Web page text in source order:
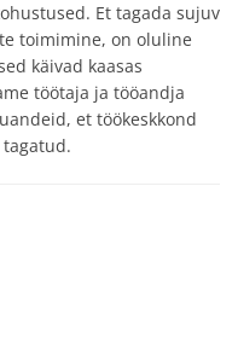
Et tagada sujuv
toimimine, on oluline
käivad kaasas
töötaja ja tööandja
et töökeskkond